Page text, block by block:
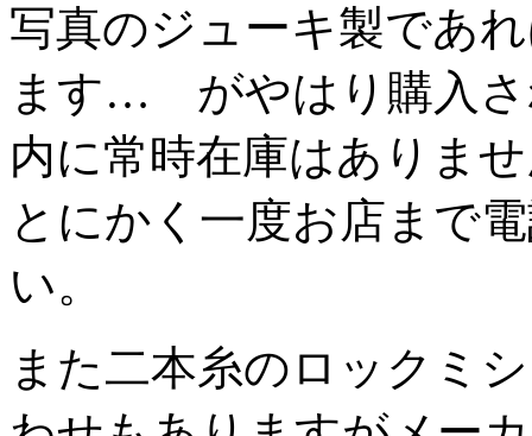
写真のジューキ製であ
ます… がやはり購入さ
内に常時在庫はありま
とにかく一度お店まで
い。
また二本糸のロックミ